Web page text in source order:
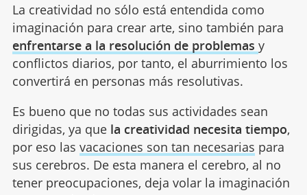
La creatividad no sólo está entendida como
imaginación para crear arte, sino también para
enfrentarse a la resolución de problemas y
conflictos diarios, por tanto, el aburrimiento los
convertirá en personas más resolutivas.
Es bueno que no todas sus actividades sean
dirigidas, ya quela creatividad necesita tiempo,
por eso las vacaciones son tan necesarias para
sus cerebros. De esta manera el cerebro, al no
tener preocupaciones, deja volar la imaginación